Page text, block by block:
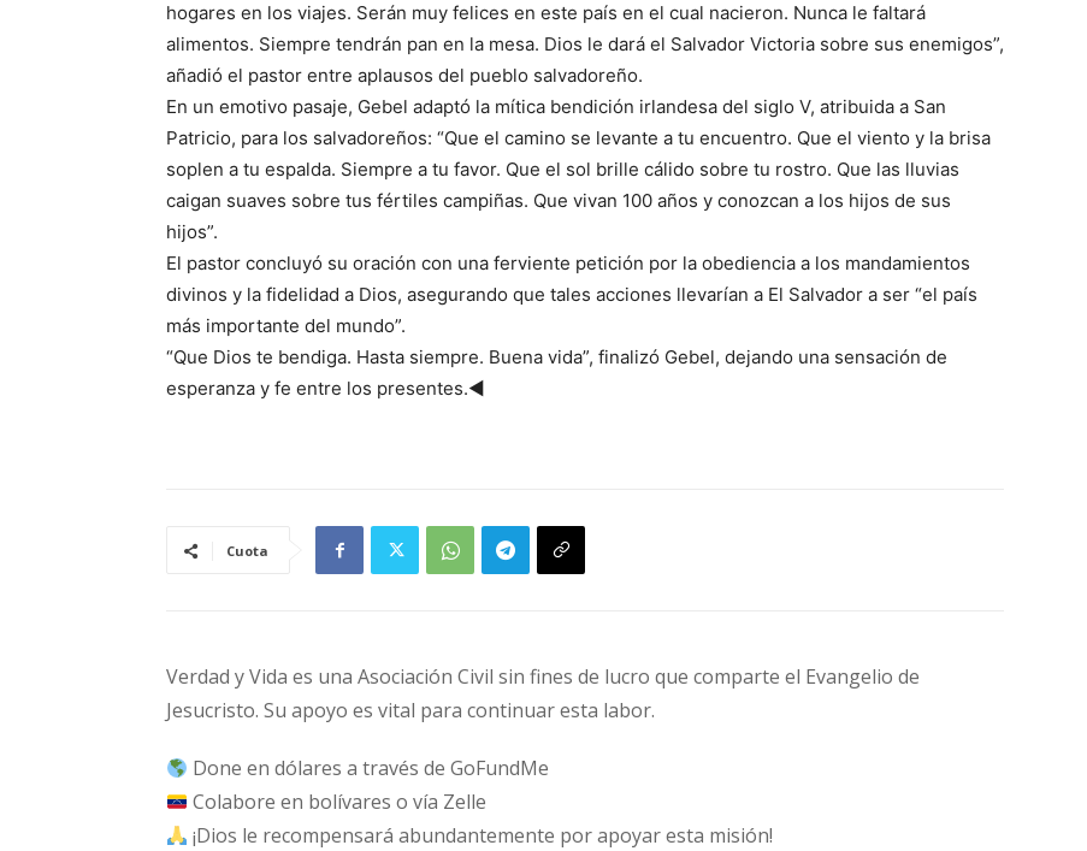
hogares en los viajes. Serán muy felices en este país en el cual nacieron. Nunca le faltará
alimentos. Siempre tendrán pan en la mesa. Dios le dará el Salvador Victoria sobre sus enemigos”,
añadió el pastor entre aplausos del pueblo salvadoreño.
En un emotivo pasaje, Gebel adaptó la mítica bendición irlandesa del siglo V, atribuida a San
Patricio, para los salvadoreños: “Que el camino se levante a tu encuentro. Que el viento y la brisa
soplen a tu espalda. Siempre a tu favor. Que el sol brille cálido sobre tu rostro. Que las lluvias
caigan suaves sobre tus fértiles campiñas. Que vivan 100 años y conozcan a los hijos de sus
hijos”.
El pastor concluyó su oración con una ferviente petición por la obediencia a los mandamientos
divinos y la fidelidad a Dios, asegurando que tales acciones llevarían a El Salvador a ser “el país
más importante del mundo”.
“Que Dios te bendiga. Hasta siempre. Buena vida”, finalizó Gebel, dejando una sensación de
esperanza y fe entre los presentes.◄
Cuota
Verdad y Vida es una Asociación Civil sin fines de lucro que comparte el Evangelio de
Jesucristo. Su apoyo es vital para continuar esta labor.
Done en dólares a través de GoFundMe
Colabore en bolívares o vía Zelle
¡Dios le recompensará abundantemente por apoyar esta misión!